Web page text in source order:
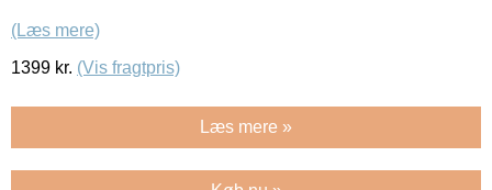
(Læs mere)
1399 kr. (Vis fragtpris)
Læs mere »